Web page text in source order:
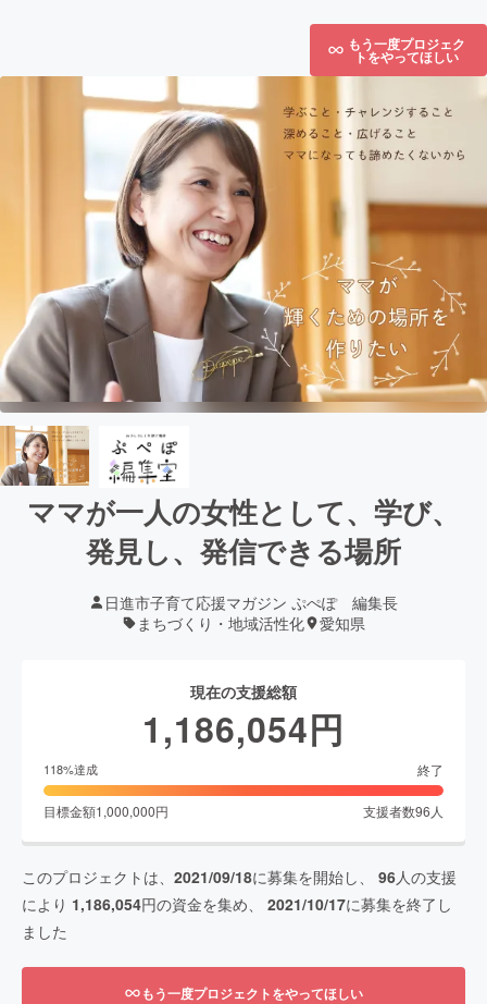
もう一度プロジェク
トをやってほしい
ママが一人の女性として、学び、
発見し、発信できる場所
日進市子育て応援マガジン ぷぺぽ 編集長
まちづくり・地域活性化
愛知県
現在の支援総額
1,186,054円
118%達成 終了
目標金額1,000,000円 支援者数96 人
このプロジェクトは、 2021/09/18に募集を開始し、 96人の支援
により 1,186,054円の資金を集め、 2021/10/17に募集を終了し
ました
もう一度プロジェクトをやってほしい